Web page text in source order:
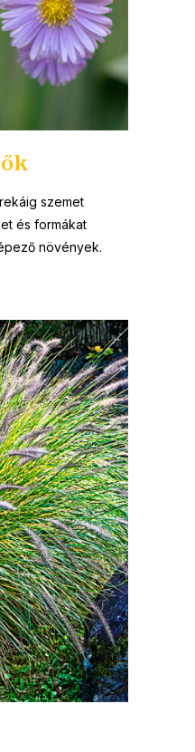
szemet
és formákat
növények.